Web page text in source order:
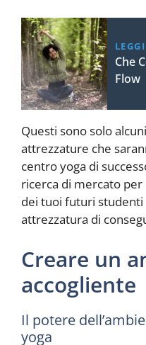
LEGGI
Che
Flow
Questi sono solo
attrezzature che
centro yoga di
ricerca di mercato
dei tuoi futuri studenti
attrezzatura di
Creare un
accogliente
Il potere
yoga